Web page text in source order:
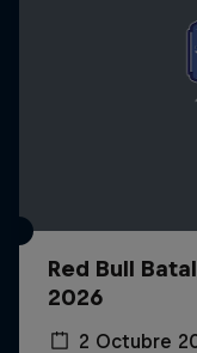
Red Bull
2026
2 Octubre